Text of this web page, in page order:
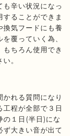
辛い状況になっ
ることができま
換気フードにも養
覆っていく為、
ちろん使用でき
。
れる質問になり
程が全部で３日
の１日(半日)にな
ず大きい音が出て